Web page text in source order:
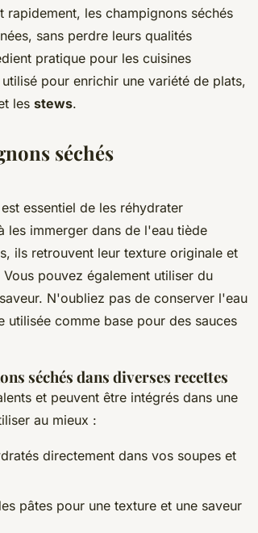
les champignons séchés
sans perdre leurs qualités
pratique pour les cuisines
pour enrichir une variété de plats,
les stews.
séchés
essentiel de les réhydrater
les immerger dans de l'eau tiède
ils retrouvent leur texture originale et
pouvez également utiliser du
N'oubliez pas de conserver l'eau
comme base pour des sauces
séchés dans diverses recettes
et peuvent être intégrés dans une
au mieux :
directement dans vos soupes et
pâtes pour une texture et une saveur